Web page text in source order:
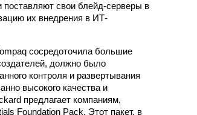
поставляют свои блейд-серверы в
их внедрения в ИТ-
сосредоточила большие
должно было
контроля и развертывания
высокого качества и
предлагает компаниям,
Foundation Pack. Этот пакет, в